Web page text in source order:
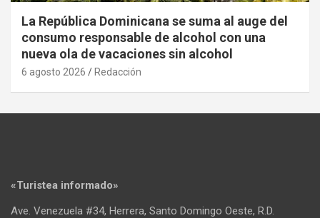
La República Dominicana se suma al auge del
consumo responsable de alcohol con una
nueva ola de vacaciones sin alcohol
6 agosto 2026 Redacción
«Turistea informado»
Ave. Venezuela #34, Herrera, Santo Domingo Oeste, R.D.